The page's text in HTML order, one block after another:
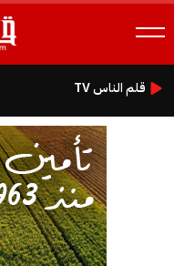
قلم الناس TV